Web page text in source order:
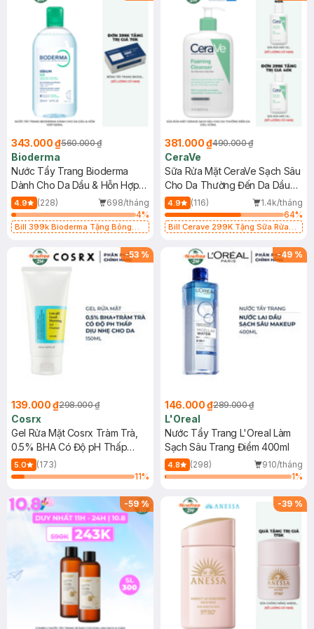
343.000 ₫560.000 ₫
Bioderma
Nước Tẩy Trang Bioderma
Dành Cho Da Dầu & Hỗn Hợp
500ml
4.9 (228)
698/tháng
4%
Bill 399k Bioderma Tặng Bông
381.000 ₫490.000 ₫
CeraVe
Sữa Rửa Mặt CeraVe Sạch Sâu
Cho Da Thường Đến Da Dầu
473ml
4.9 (116)
1.4k/tháng
64%
Bill Cerave 299K Tặng Sữa Rửa
-53 %
139.000 ₫298.000 ₫
Cosrx
Gel Rửa Mặt Cosrx Tràm Trà,
0.5% BHA Có Độ pH Thấp
150ml
5.0
(173)
11%
-49 %
146.000 ₫289.000 ₫
L'Oreal
Nước Tẩy Trang L'Oreal Làm
Sạch Sâu Trang Điểm 400ml
4.8 (298)
910/tháng
1%
-59% -39 %